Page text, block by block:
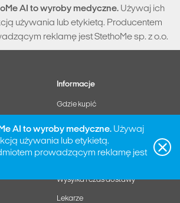
AI to wyroby medyczne.Używaj ich
używania lub etykietą. Producentem
reklamę jest StethoMe sp. z o.o.
AI to wyroby medyczne. Używaj
używania lub etykietą.
prowadzącym reklamę jest
Informacje
Gdzie kupić
Zwroty i reklamacje
Wysyłka i czas dostawy
Lekarze